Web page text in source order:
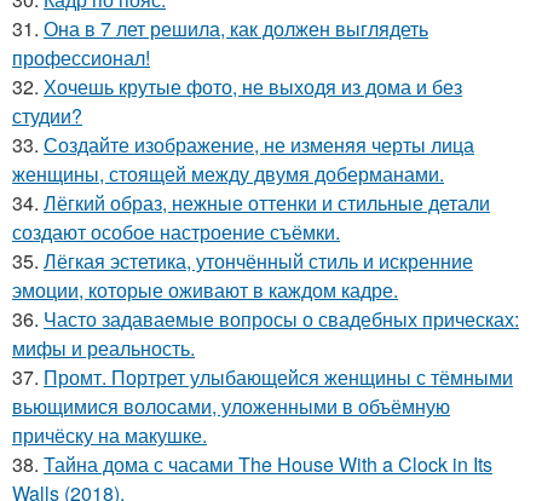
31. Она в 7 лет решила, как должен выглядеть
профессионал!
32. Хочешь крутые фото, не выходя из дома и без
студии?
33. Создайте изображение, не изменяя черты лица
женщины, стоящей между двумя доберманами.
34. Лёгкий образ, нежные оттенки и стильные детали
создают особое настроение съёмки.
35. Лёгкая эстетика, утончённый стиль и искренние
эмоции, которые оживают в каждом кадре.
36. Часто задаваемые вопросы о свадебных прическах:
мифы и реальность.
37. Промт. Портрет улыбающейся женщины с тёмными
вьющимися волосами, уложенными в объёмную
причёску на макушке.
38. Тайна дома с часами The House With a Clock in Its
Walls (2018).